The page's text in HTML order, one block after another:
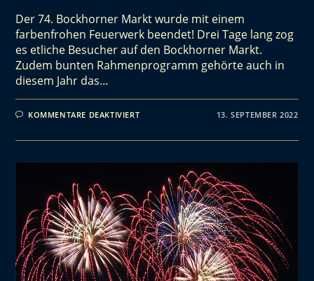
Der 74. Bockhorner Markt wurde mit einem
farbenfrohen Feuerwerk beendet! Drei Tage lang zog
es etliche Besucher auf den Bockhorner Markt.
Zudem bunten Rahmenprogramm gehörte auch in
diesem Jahr das…
KOMMENTARE DEAKTIVIERT 13. SEPTEMBER 2022